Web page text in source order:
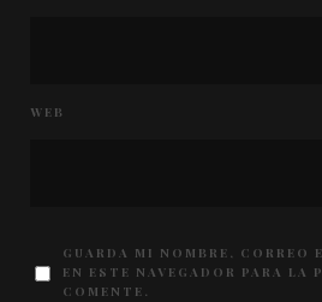
WEB
GUARDA MI NOMBRE, CORREO
EN ESTE NAVEGADOR PARA LA
COMENTE.